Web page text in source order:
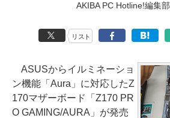
AKIBA PC Hotline!編集部
リスト
ASUSからイルミネーショ
ン機能「Aura」に対応したZ
170マザーボード「Z170 PR
O GAMING/AURA」が発売